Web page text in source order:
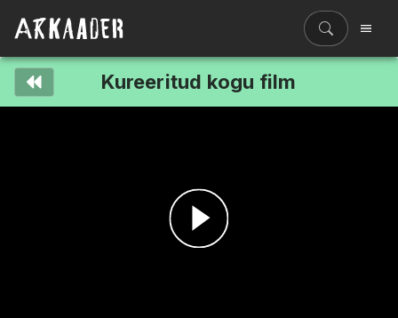
Kureeritud kogu film
Esita
Filmiriiul
Kureeritud kogud
Hinnad
ENG